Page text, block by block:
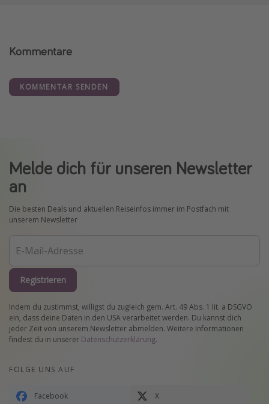
Kommentare
KOMMENTAR SENDEN
Melde dich für unseren Newsletter
an
Die besten Deals und aktuellen Reiseinfos immer im Postfach mit
unserem Newsletter
Registrieren
Indem du zustimmst, willigst du zugleich gem. Art. 49 Abs. 1 lit. a DSGVO
ein, dass deine Daten in den USA verarbeitet werden. Du kannst dich
jeder Zeit von unserem Newsletter abmelden. Weitere Informationen
findest du in unserer Datenschutzerklärung.
FOLGE UNS AUF
Facebook X